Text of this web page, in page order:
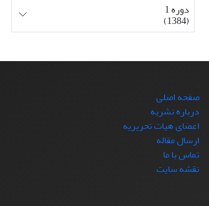
دوره 1
(1384)
صفحه اصلی
درباره نشریه
اعضای هیات تحریریه
ارسال مقاله
تماس با ما
نقشه سایت